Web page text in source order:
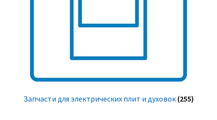
Запчасти для электрических плит и духовок (255)